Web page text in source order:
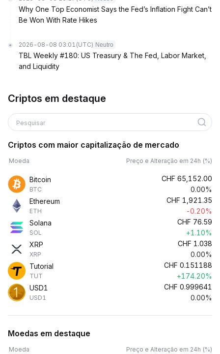
Why One Top Economist Says the Fed’s Inflation Fight Can’t
Be Won With Rate Hikes
2026-08-08 03:01 (UTC) Neutro
TBL Weekly #180: US Treasury & The Fed, Labor Market,
and Liquidity
Criptos em destaque
Pesquisar
Criptos com maior capitalização de mercado
Moeda Preço e Alteração em 24h (%)
Bitcoin
BTC
CHF 65,152.00
0.00%
Ethereum
ETH
CHF 1,921.35
-0.20%
Solana
SOL
CHF 76.59
+1.10%
XRP
XRP
CHF 1.038
0.00%
Tutorial
TUT
CHF 0.151188
+174.20%
USD1
USD1
CHF 0.999641
0.00%
Moedas em destaque
Moeda Preço e Alteração em 24h (%)